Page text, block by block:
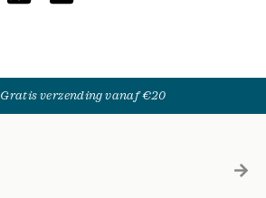
Gratis verzending vanaf €20